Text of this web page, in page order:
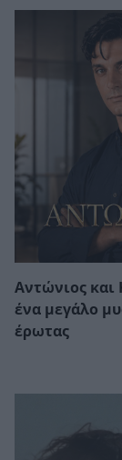
Αντώνιος και
ένα μεγάλο
έρωτας